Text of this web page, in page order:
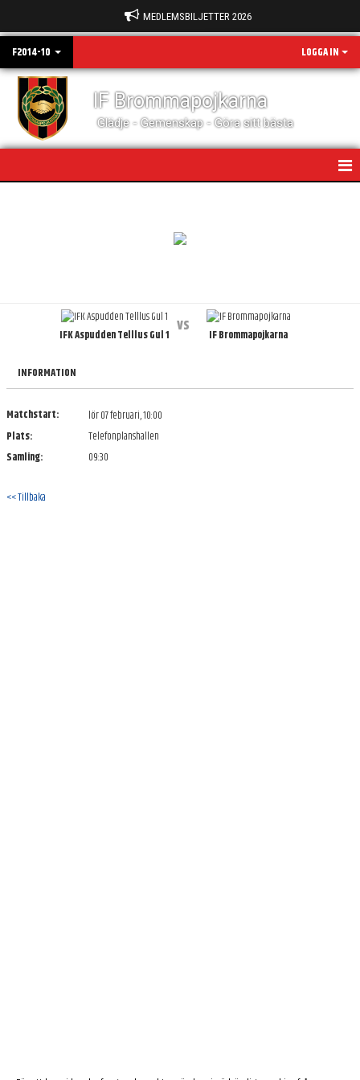
MEDLEMSBILJETTER 2026
F2014-10 LOGGA IN
IF Brommapojkarna
Glädje - Gemenskap - Göra sitt bästa
BILDGALLERI
KONTAKT
IFK Aspudden Telllus Gul 1 vs IF Brommapojkarna
INFORMATION
Matchstart:
lör 07 februari, 10:00
Plats:
Telefonplanshallen
Samling:
09:30
<< Tillbaka